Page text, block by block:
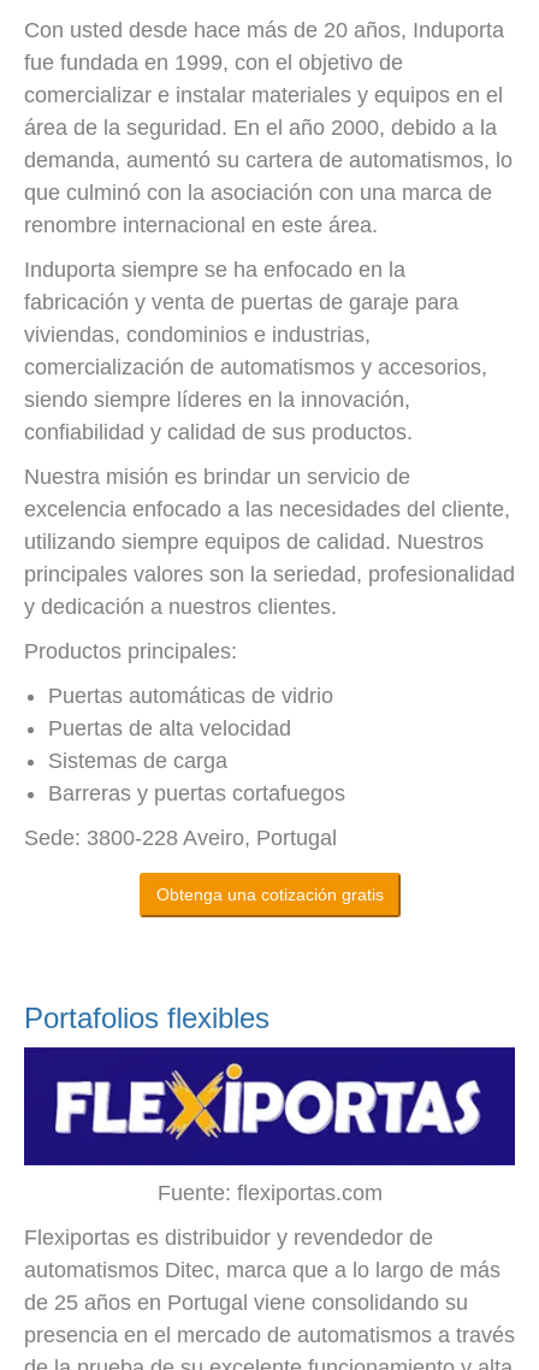
Con usted desde hace más de 20 años, Induporta
fue fundada en 1999, con el objetivo de
comercializar e instalar materiales y equipos en el
área de la seguridad. En el año 2000, debido a la
demanda, aumentó su cartera de automatismos, lo
que culminó con la asociación con una marca de
renombre internacional en este área.
Induporta siempre se ha enfocado en la
fabricación y venta de puertas de garaje para
viviendas, condominios e industrias,
comercialización de automatismos y accesorios,
siendo siempre líderes en la innovación,
confiabilidad y calidad de sus productos.
Nuestra misión es brindar un servicio de
excelencia enfocado a las necesidades del cliente,
utilizando siempre equipos de calidad. Nuestros
principales valores son la seriedad, profesionalidad
y dedicación a nuestros clientes.
Productos principales:
Puertas automáticas de vidrio
Puertas de alta velocidad
Sistemas de carga
Barreras y puertas cortafuegos
Sede: 3800-228 Aveiro, Portugal
Obtenga una cotización gratis
Portafolios flexibles
Fuente: flexiportas.com
Flexiportas es distribuidor y revendedor de
automatismos Ditec, marca que a lo largo de más
de 25 años en Portugal viene consolidando su
presencia en el mercado de automatismos a través